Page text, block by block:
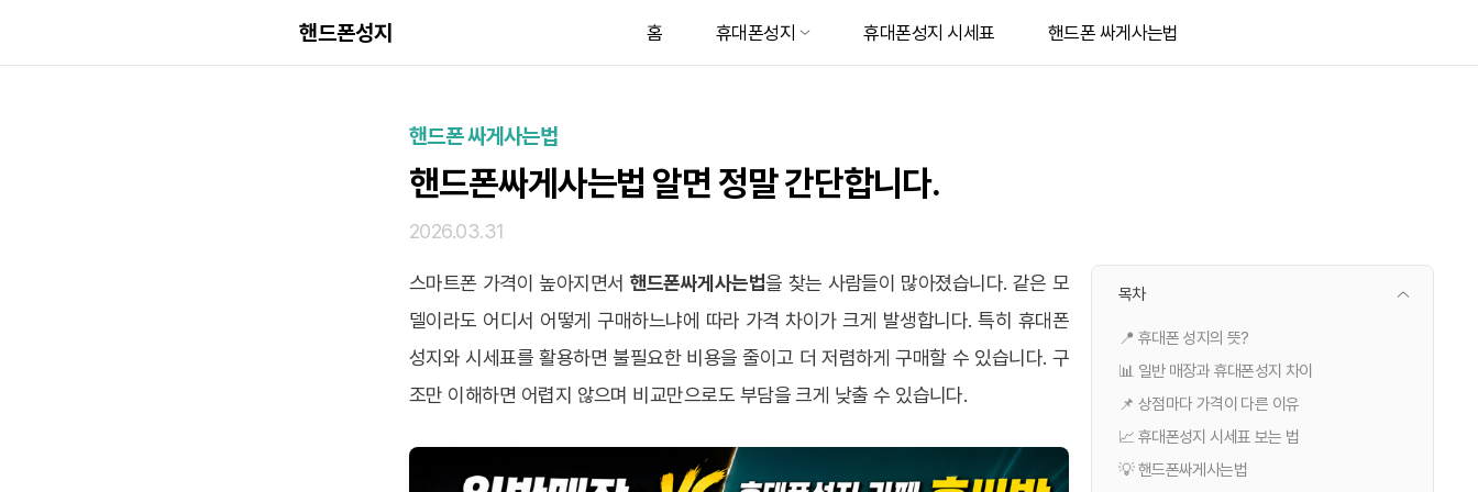
핸드폰성지 홈 휴대폰성지 휴대폰성지 시세표 핸드폰 싸게사는법
핸드폰 싸게사는법
핸드폰싸게사는법 알면 정말 간단합니다.
2026.03.31
목차
📍 휴대폰 성지의 뜻?
📊 일반 매장과 휴대폰성지 차이
📌 상점마다 가격이 다른 이유
📈 휴대폰성지 시세표 보는 법
💡 핸드폰싸게사는법
스마트폰 가격이 높아지면서 핸드폰싸게사는법을 찾는 사람들이 많아졌습니다. 같은 모
델이라도 어디서 어떻게 구매하느냐에 따라 가격 차이가 크게 발생합니다. 특히 휴대폰
성지와 시세표를 활용하면 불필요한 비용을 줄이고 더 저렴하게 구매할 수 있습니다. 구
조만 이해하면 어렵지 않으며 비교만으로도 부담을 크게 낮출 수 있습니다.